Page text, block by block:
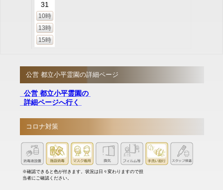
31
10時
13時
15時
公営 都立小平霊園の詳細ページ
公営 都立小平霊園の
詳細ページへ行く
コロナ対策
※確認できると色が付きます。状況は日々変わりますので担
当者にご確認ください。